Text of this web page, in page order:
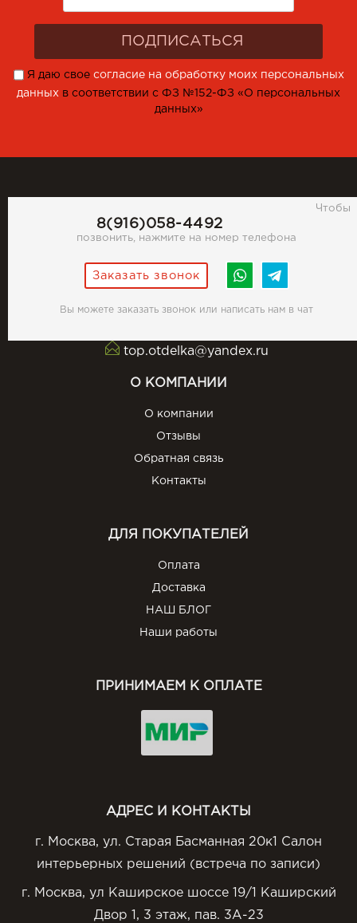
Я даю свое согласие на обработку моих персональных
данных в соответствии с ФЗ №152-ФЗ «О персональных
данных»
8(916)058-4492
Чтобы
позвонить, нажмите на номер телефона
Заказать звонок
Вы можете заказать звонок или написать нам в чат
top.otdelka@yandex.ru
О КОМПАНИИ
О компании
Отзывы
Обратная связь
Контакты
ДЛЯ ПОКУПАТЕЛЕЙ
Оплата
Доставка
НАШ БЛОГ
Наши работы
ПРИНИМАЕМ К ОПЛАТЕ
АДРЕС И КОНТАКТЫ
г. Москва, ул. Старая Басманная 20к1 Салон
интерьерных решений (встреча по записи)
г. Москва, ул Каширское шоссе 19/1 Каширский
Двор 1, 3 этаж, пав. 3А-23